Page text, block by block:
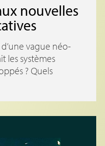
nouvelles
vague néo-
les systèmes
? Quels